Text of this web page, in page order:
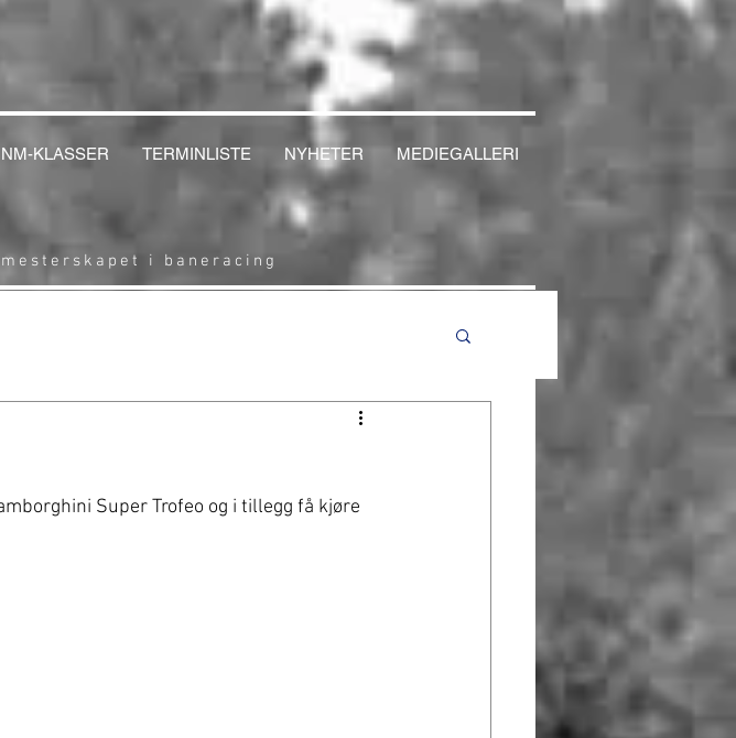
NM-KLASSER TERMINLISTE NYHETER MEDIEGALLERI
i baneracing
Super Trofeo og i tillegg få kjøre